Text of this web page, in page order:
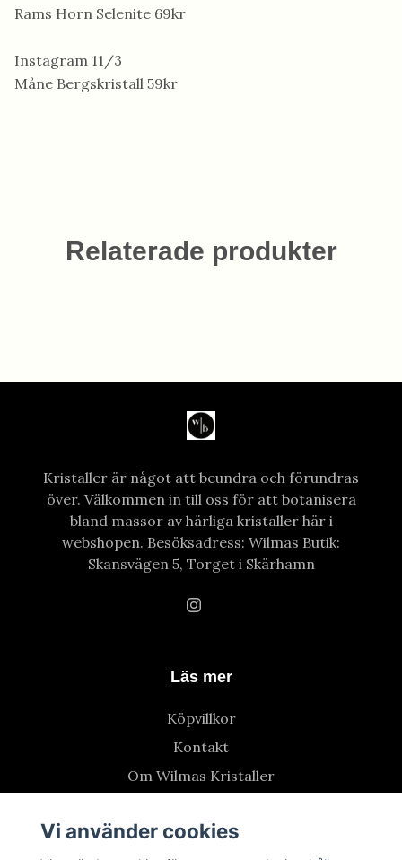
Rams Horn Selenite 69kr
Instagram 11/3
Måne Bergskristall 59kr
Relaterade produkter
Kristaller är något att beundra och förundras
över. Välkommen in till oss för att botanisera
bland massor av härliga kristaller här i
webshopen. Besöksadress: Wilmas Butik:
Skansvägen 5, Torget i Skärhamn
Läs mer
Köpvillkor
Kontakt
Om Wilmas Kristaller
Vi använder cookies